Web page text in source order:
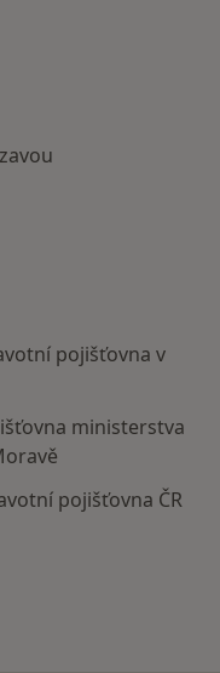
pojišťovna v
ministerstva
pojišťovna ČR